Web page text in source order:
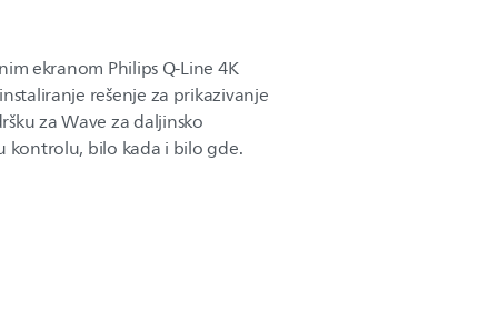
ekranom Philips Q-Line 4K
rešenje za prikazivanje
za Wave za daljinsko
kontrolu, bilo kada i bilo gde.